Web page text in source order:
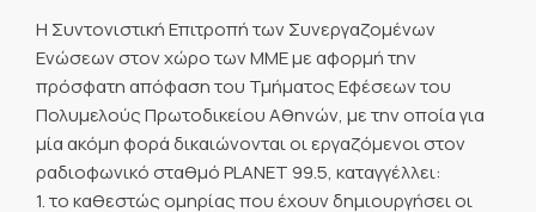
Η Συντονιστική Επιτροπή των Συνεργαζομένων
Ενώσεων στον χώρο των ΜΜΕ με αφορμή την
πρόσφατη απόφαση του Τμήματος Εφέσεων του
Πολυμελούς Πρωτοδικείου Αθηνών, με την οποία για
μία ακόμη φορά δικαιώνονται οι εργαζόμενοι στον
ραδιοφωνικό σταθμό PLANET 99.5, καταγγέλλει:
1. το καθεστώς ομηρίας που έχουν δημιουργήσει οι